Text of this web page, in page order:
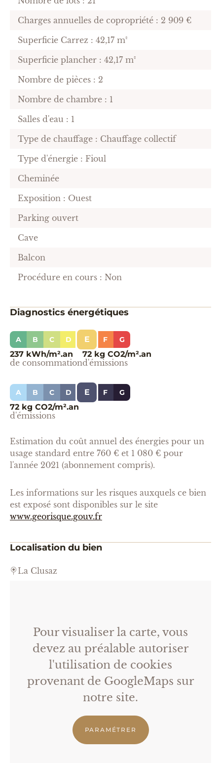
Charges annuelles de copropriété : 2 909 €
Superficie Carrez : 42,17 m²
Superficie plancher : 42,17 m²
Nombre de pièces : 2
Nombre de chambre : 1
Salles d'eau : 1
Type de chauffage : Chauffage collectif
Type d'énergie : Fioul
Cheminée
Exposition : Ouest
Parking ouvert
Cave
Balcon
Procédure en cours : Non
Diagnostics énergétiques
A B C D E F G
237 kWh/m².an
de consommation
72 kg CO2/m².an
d'émissions
A B C D E F G
72 kg CO2/m².an
d'émissions
Estimation du coût annuel des énergies pour un
usage standard entre 760 € et 1 080 € pour
l'année 2021 (abonnement compris).
Les informations sur les risques auxquels ce bien
est exposé sont disponibles sur le site
www.georisque.gouv.fr
Localisation du bien
La Clusaz
Pour visualiser la carte, vous
devez au préalable autoriser
l'utilisation de cookies
provenant de GoogleMaps sur
notre site.
PARAMÉTRER